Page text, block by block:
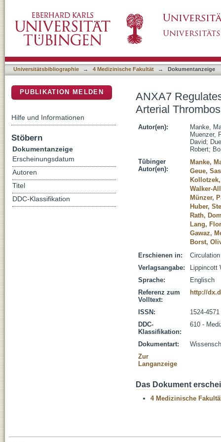
Universitätsbibliographie → 4 Medizinische Fakultät → Dokumentanzeige
ANXA7
Arterial
Autor(en):
Manke,
Muenzer,
David;
Robert;
Tübinger
Autor(en):
Manke,
Geue,
Walker-
Münzer,
Huber,
Rath,
Lang,
Gawaz,
Borst,
Erschienen in:
Verlagsangabe:
Lippincott
Sprache:
Englisch
Referenz zum
Volltext:
http://
ISSN:
1524-4571
DDC-
Klassifikation:
610 -
Dokumentart:
Zur
Langanzeige
Das Dokument
4 Medizinische
PUBLIKATION MELDEN
Hilfe und Informationen
Stöbern
Dokumentanzeige
Erscheinungsdatum
Autoren
Titel
DDC-Klassifikation